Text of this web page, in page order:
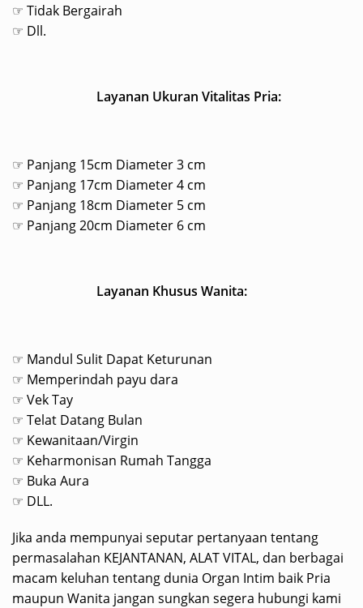
☞ Tidak Bergairah
☞ Dll.
Layanan Ukuran Vitalitas Pria:
☞ Panjang 15cm Diameter 3 cm
☞ Panjang 17cm Diameter 4 cm
☞ Panjang 18cm Diameter 5 cm
☞ Panjang 20cm Diameter 6 cm
Layanan Khusus Wanita:
☞ Mandul Sulit Dapat Keturunan
☞ Memperindah payu dara
☞ Vek Tay
☞ Telat Datang Bulan
☞ Kewanitaan/Virgin
☞ Keharmonisan Rumah Tangga
☞ Buka Aura
☞ DLL.
Jika anda mempunyai seputar pertanyaan tentang
permasalahan KEJANTANAN, ALAT VITAL, dan berbagai
macam keluhan tentang dunia Organ Intim baik Pria
maupun Wanita jangan sungkan segera hubungi kami